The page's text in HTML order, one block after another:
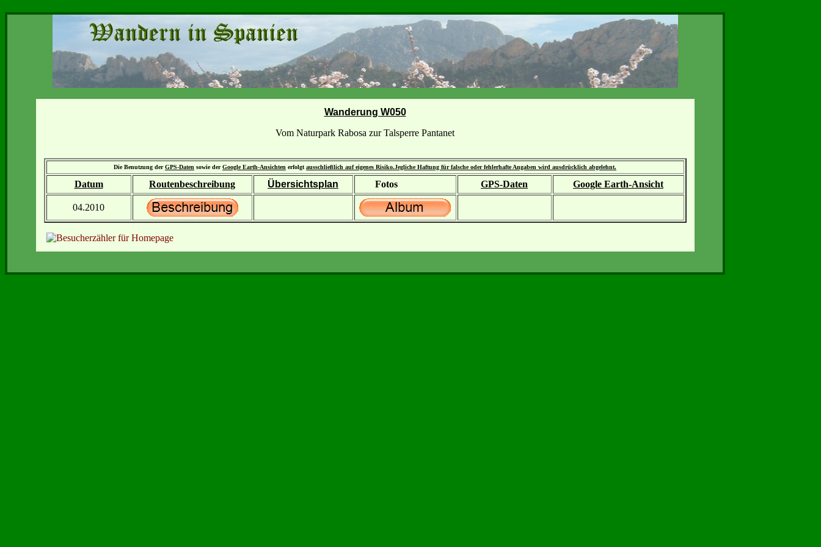
Wanderung W050
Vom Naturpark Rabosa zur Talsperre Pantanet
Die Benutzung derGPS-Daten sowie derGoogle Earth-Ansichten erfolgt ausschließlich auf eigenes Risiko.Jegliche Haftung für falsche oder fehlerhafte Angaben wird ausdrücklich abgelehnt.
Datum Routenbeschreibung Übersichtsplan Fotos GPS-Daten Google Earth-Ansicht
04.2010